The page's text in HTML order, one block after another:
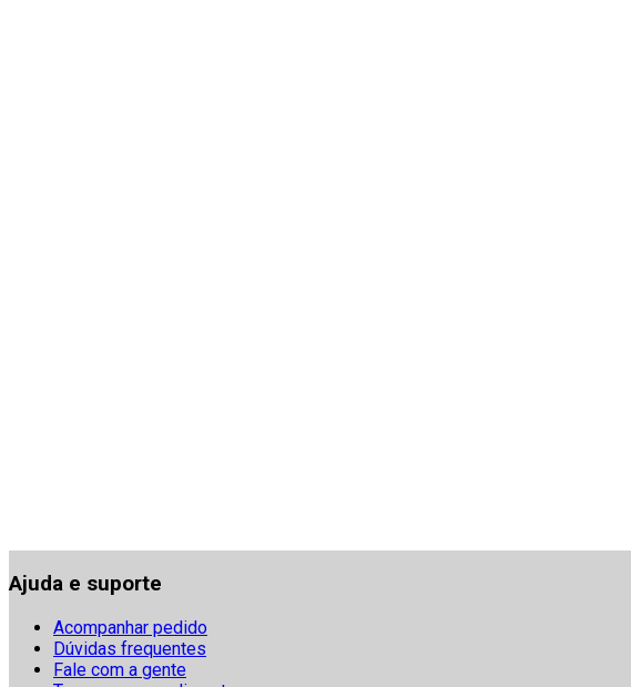
Ajuda e suporte
Acompanhar pedido
Dúvidas frequentes
Fale com a gente